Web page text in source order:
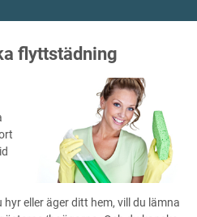
flyttstädning
eller äger ditt hem, vill du lämna